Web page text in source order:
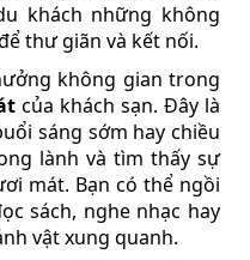
khách những không
thư giãn và kết nối.
không gian trong
của khách sạn. Đây là
sáng sớm hay chiều
lành và tìm thấy sự
mát. Bạn có thể ngồi
sách, nghe nhạc hay
vật xung quanh.